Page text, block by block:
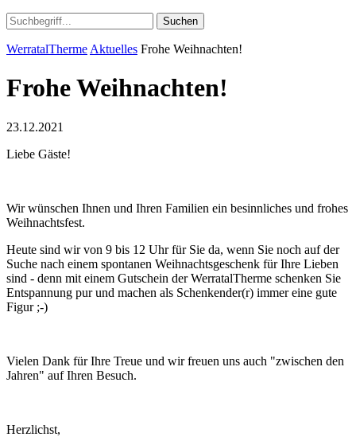
Suchen
WerratalTherme Aktuelles Frohe Weihnachten!
Frohe Weihnachten!
23.12.2021
Liebe Gäste!
Wir wünschen Ihnen und Ihren Familien ein besinnliches und frohes
Weihnachtsfest.
Heute sind wir von 9 bis 12 Uhr für Sie da, wenn Sie noch auf der
Suche nach einem spontanen Weihnachtsgeschenk für Ihre Lieben
sind - denn mit einem Gutschein der WerratalTherme schenken Sie
Entspannung pur und machen als Schenkender(r) immer eine gute
Figur ;-)
Vielen Dank für Ihre Treue und wir freuen uns auch "zwischen den
Jahren" auf Ihren Besuch.
Herzlichst,